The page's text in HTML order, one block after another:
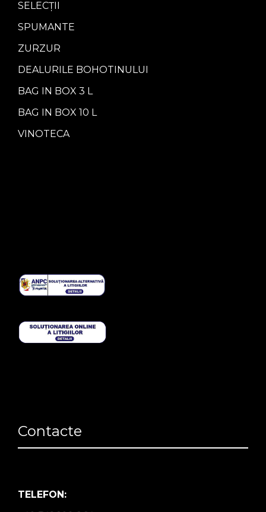
SELECȚII
SPUMANTE
ZURZUR
DEALURILE BOHOTINULUI
BAG IN BOX 3 L
BAG IN BOX 10 L
VINOTECA
Contacte
TELEFON: